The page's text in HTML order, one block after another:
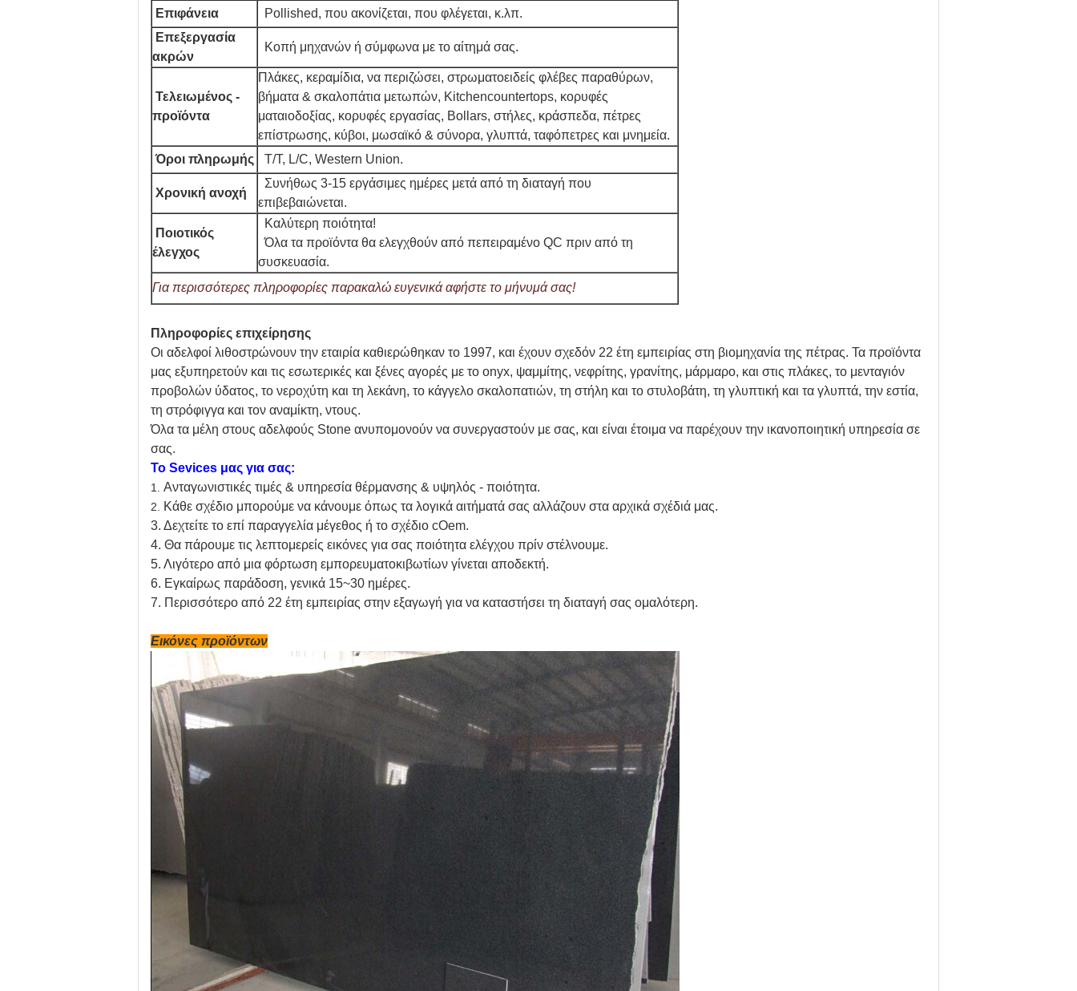
Αφήστε ένα μήνυμα
We bellen je snel terug!
Επιφάνεια
Pollished, που ακονίζεται, που φλέγεται, κ.λπ.
Επεξεργασία
ακρών
Κοπή μηχανών ή σύμφωνα με το αίτημά σας.
Τελειωμένος -
προϊόντα
Πλάκες, κεραμίδια, να περιζώσει, στρωματοειδείς φλέβες παραθύρων,
βήματα & σκαλοπάτια μετωπών, Kitchencountertops, κορυφές
ματαιοδοξίας, κορυφές εργασίας, Bollars, στήλες, κράσπεδα, πέτρες
επίστρωσης, κύβοι, μωσαϊκό & σύνορα, γλυπτά, ταφόπετρες και μνημεία.
Όροι πληρωμής
T/T, L/C, Western Union.
Χρονική ανοχή
Συνήθως 3-15 εργάσιμες ημέρες μετά από τη διαταγή που
επιβεβαιώνεται.
Ποιοτικός
έλεγχος
Καλύτερη ποιότητα!
Όλα τα προϊόντα θα ελεγχθούν από πεπειραμένο QC πριν από τη
συσκευασία.
Για περισσότερες πληροφορίες παρακαλώ ευγενικά αφήστε το μήνυμά σας!
Πληροφορίες επιχείρησης
Οι αδελφοί λιθοστρώνουν την εταιρία καθιερώθηκαν το 1997, και έχουν σχεδόν 22 έτη εμπειρίας στη βιομηχανία της πέτρας. Τα προϊόντα
μας εξυπηρετούν και τις εσωτερικές και ξένες αγορές με το onyx, ψαμμίτης, νεφρίτης, γρανίτης, μάρμαρο, και στις πλάκες, το μενταγιόν
προβολών ύδατος, το νεροχύτη και τη λεκάνη, το κάγγελο σκαλοπατιών, τη στήλη και το στυλοβάτη, τη γλυπτική και τα γλυπτά, την εστία,
τη στρόφιγγα και τον αναμίκτη, ντους.
Όλα τα μέλη στους αδελφούς Stone ανυπομονούν να συνεργαστούν με σας, και είναι έτοιμα να παρέχουν την ικανοποιητική υπηρεσία σε
σας.
Το Sevices μας για σας:
1. Ανταγωνιστικές τιμές & υπηρεσία θέρμανσης & υψηλός - ποιότητα.
2.
Κάθε σχέδιο μπορούμε να κάνουμε όπως τα λογικά αιτήματά σας αλλάζουν στα αρχικά σχέδιά μας.
3. Δεχτείτε το επί παραγγελία μέγεθος ή το σχέδιο cOem.
4. Θα πάρουμε τις λεπτομερείς εικόνες για σας ποιότητα ελέγχου πρίν στέλνουμε.
5. Λιγότερο από μια φόρτωση εμπορευματοκιβωτίων γίνεται αποδεκτή.
6. Εγκαίρως παράδοση, γενικά 15~30 ημέρες.
7. Περισσότερο από 22 έτη εμπειρίας στην εξαγωγή για να καταστήσει τη διαταγή σας ομαλότερη.
Εικόνες προϊόντων